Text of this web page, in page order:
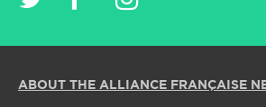
ABOUT THE ALLIANCE FRANÇAISE